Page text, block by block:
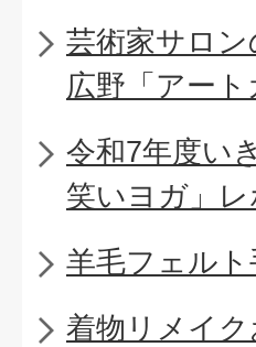
芸術家サロ
広野「アー
令和7年度い
笑いヨガ」レ
羊毛フェル
着物リメイ